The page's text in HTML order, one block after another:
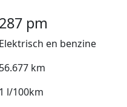
287 pm
Elektrisch en benzine
56.677 km
1 l/100km